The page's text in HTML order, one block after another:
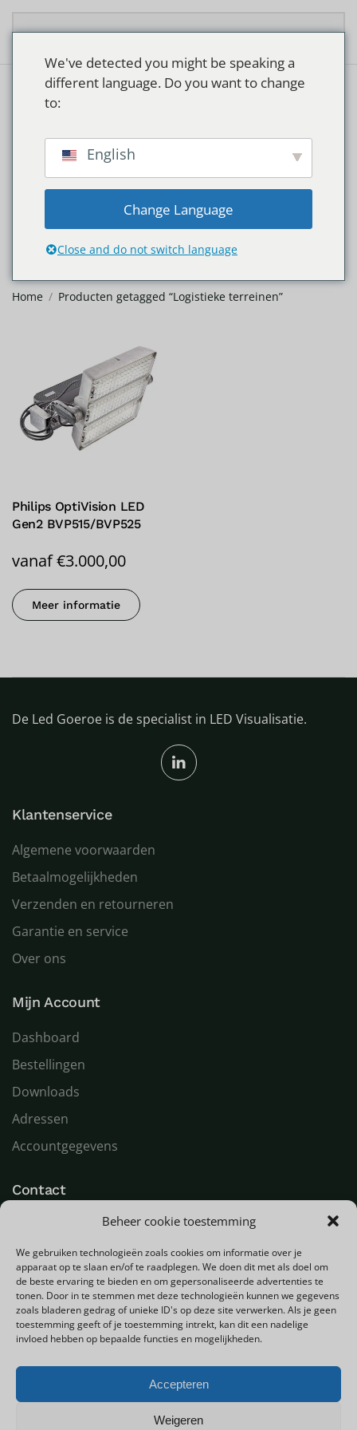
Beheer cookie toestemming
We gebruiken technologieën zoals cookies om informatie over je
apparaat op te slaan en/of te raadplegen. We doen dit met als doel om
de beste ervaring te bieden en om gepersonaliseerde advertenties te
tonen. Door in te stemmen met deze technologieën kunnen we gegevens
zoals bladeren gedrag of unieke ID's op deze site verwerken. Als je geen
toestemming geeft of je toestemming intrekt, kan dit een nadelige
invloed hebben op bepaalde functies en mogelijkheden.
Accepteren
Weigeren
LOGISTIEKE
TERREINEN
Home Producten getagged “Logistieke terreinen”
Philips OptiVision LED
Gen2 BVP515/BVP525
vanaf€3.000,00
Meer informatie
De Led Goeroe is de specialist in LED Visualisatie.
Klantenservice
Algemene voorwaarden
Betaalmogelijkheden
Verzenden en retourneren
Garantie en service
Over ons
Mijn Account
Dashboard
Bestellingen
Downloads
Adressen
Accountgegevens
Contact
9482 WR Tynaarlo
Nederland
T+31 (0) 592 580000
Einfo@ledgoeroe.nl
Copyright © 2025 - Alle rechten voorbehouden
We've detected you might be speaking a
different language. Do you want to change
to:
English
Change Language
Close and do not switch language